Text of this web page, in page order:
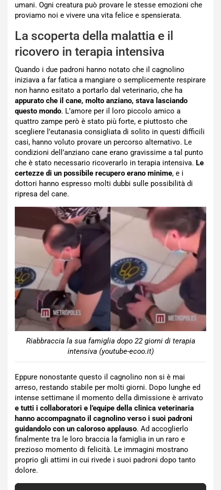
umani. Ogni creatura può provare le stesse emozioni che
proviamo noi e vivere una vita felice e spensierata.
La scoperta della malattia e il
ricovero in terapia intensiva
Quando i due padroni hanno notato che il cagnolino
iniziava a far fatica a mangiare o semplicemente respirare
non hanno esitato a portarlo dal veterinario, che ha
appurato che il cane, molto anziano, stava lasciando
questo mondo. L’amore per il loro piccolo amico a
quattro zampe però è stato più forte, e piuttosto che
scegliere l’eutanasia consigliata di solito in questi difficili
casi, hanno voluto provare un percorso alternativo. Le
condizioni dell’anziano cane erano gravissime a tal punto
che è stato necessario ricoverarlo in terapia intensiva. Le
certezze di un possibile recupero erano minime, e i
dottori hanno espresso molti dubbi sulle possibilità di
ripresa del cane.
Riabbraccia la sua famiglia dopo 22 giorni di terapia
intensiva (youtube-ecoo.it)
Eppure nonostante questo il cagnolino non si è mai
arreso, restando stabile per molti giorni. Dopo lunghe ed
intense settimane il momento della dimissione è arrivato
e tutti i collaboratori e l’equipe della clinica veterinaria
hanno accompagnato il cagnolino verso i suoi padroni
guidandolo con un caloroso applauso. Ad accoglierlo
finalmente tra le loro braccia la famiglia in un raro e
prezioso momento di felicità. Le immagini mostrano
proprio gli attimi in cui rivede i suoi padroni dopo tanto
dolore.